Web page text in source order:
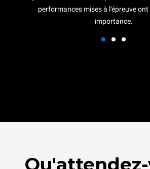
performances mises à l'épreuve
importance.